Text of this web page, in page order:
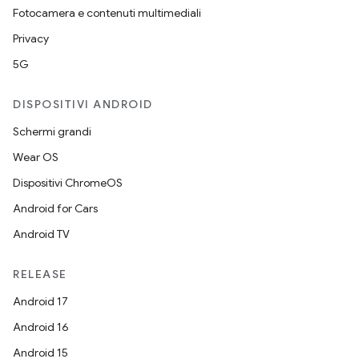
Fotocamera e contenuti multimediali
Privacy
5G
DISPOSITIVI ANDROID
Schermi grandi
Wear OS
Dispositivi ChromeOS
Android for Cars
Android TV
RELEASE
Android 17
Android 16
Android 15